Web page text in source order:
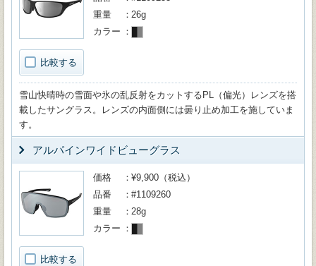
比較する
重量
26g
カラー
雪山快晴時の雪面や氷の乱反射をカットするPL（偏光）レンズを搭
載したサングラス。レンズの内面側には曇り止め加工を施していま
す。
アルパインワイドビューグラス
比較する
価格
¥9,900（税込）
品番
#1109260
重量
28g
カラー